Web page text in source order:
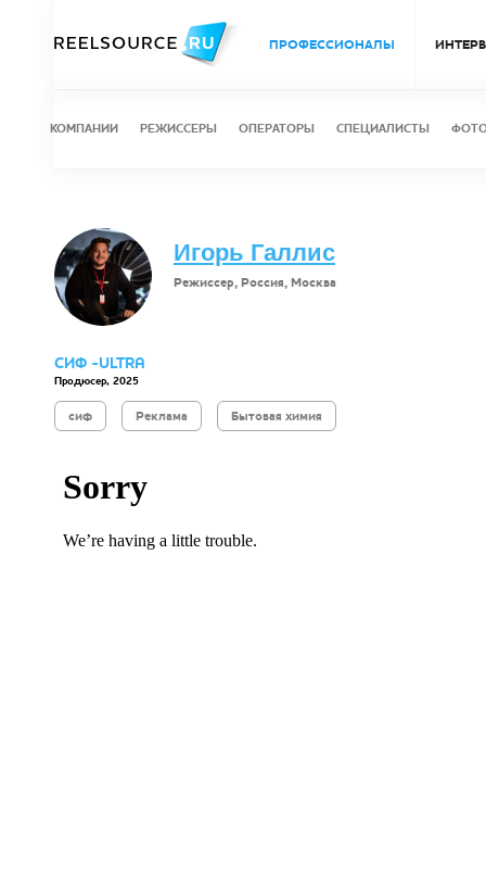
ПРОФЕССИОНАЛЫ
КОМПАНИИ РЕЖИССЕРЫ ОПЕРАТОРЫ СПЕЦИАЛИСТЫ
Игорь Галлис
Режиссер, Россия, Москва
СИФ -ULTRA
Продюсер, 2025
сиф Реклама Бытовая химия